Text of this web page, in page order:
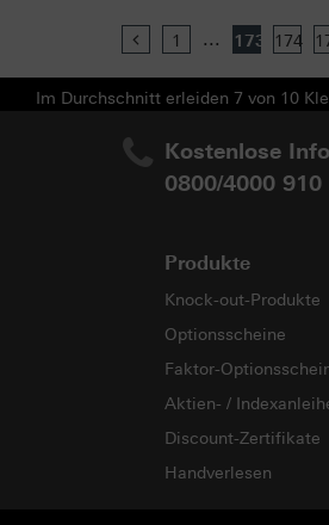
Previous
1 ... 173 174
Im Durchschnitt erleiden 7 von 10
Kostenlose
0800/4000 910
Produkte
Knock-out-Produkte
Optionsscheine
Faktor-
Aktien- /
Discount-Zertifikate
Handverlesen